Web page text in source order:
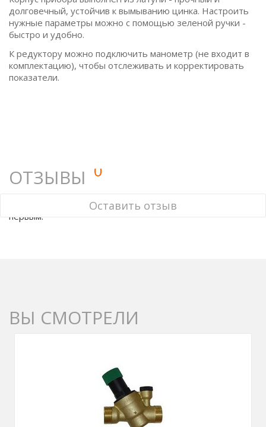
долговечный, устойчив к вымыванию цинка. Настроить
нужные параметры можно с помощью зеленой ручки -
быстро и удобно.
К редуктору можно подключить манометр (не входит в
комплектацию), чтобы отслеживать и корректировать
показатели.
ОТЗЫВЫ 0
Оставить отзыв
У этого товара нет ни одного отзыва. Вы можете стать
первым.
ВЫ СМОТРЕЛИ